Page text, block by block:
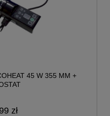
45 W 355 MM +
zł